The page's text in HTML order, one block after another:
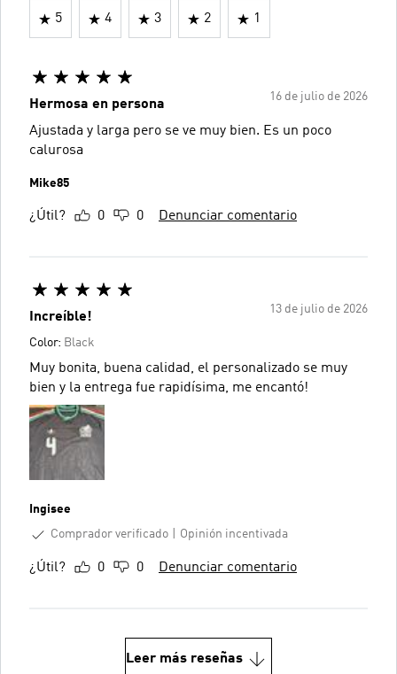
5 4 3 2 1
16 de julio de 2026
Hermosa en persona
Ajustada y larga pero se ve muy bien. Es un poco
calurosa
Mike85
¿Útil? 0 0 Denunciar comentario
13 de julio de 2026
Increíble!
Color: Black
Muy bonita, buena calidad, el personalizado se muy
bien y la entrega fue rapidísima, me encantó!
Ingisee
Comprador verificado
Opinión incentivada
¿Útil? 0 0 Denunciar comentario
Leer más reseñas